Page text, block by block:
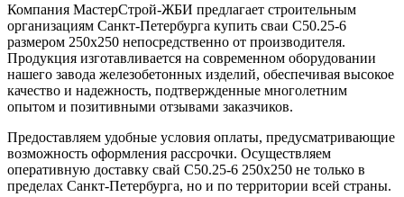
Компания МастерСтрой-ЖБИ предлагает строительным
организациям Санкт-Петербурга купить сваи С50.25-6
размером 250х250 непосредственно от производителя.
Продукция изготавливается на современном оборудовании
нашего завода железобетонных изделий, обеспечивая высокое
качество и надежность, подтвержденные многолетним
опытом и позитивными отзывами заказчиков.
Предоставляем удобные условия оплаты, предусматривающие
возможность оформления рассрочки. Осуществляем
оперативную доставку свай С50.25-6 250х250 не только в
пределах Санкт-Петербурга, но и по территории всей страны.